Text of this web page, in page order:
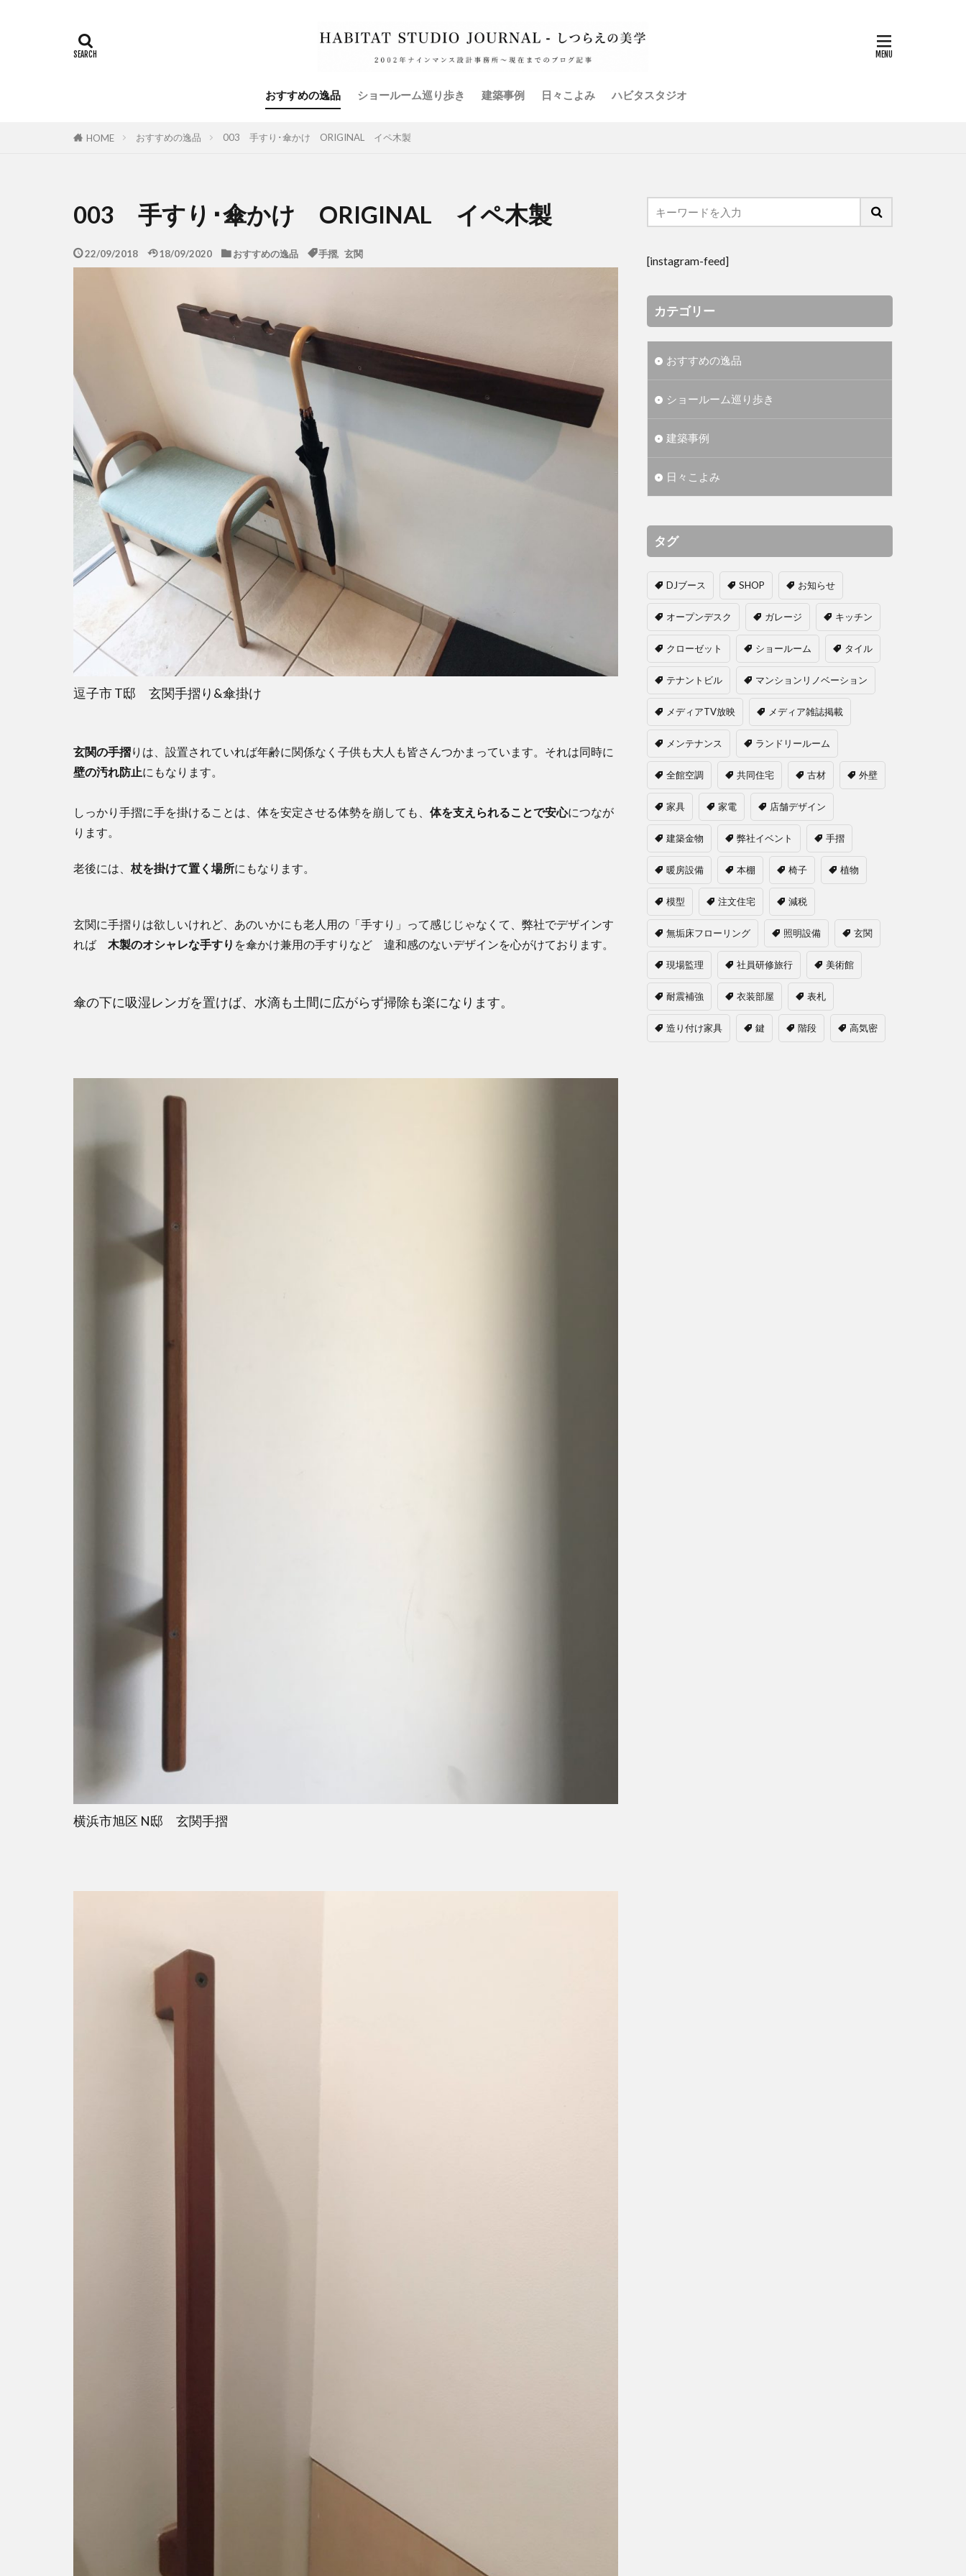
おすすめの逸品 ショールーム巡り歩き 建築事例 日々こよみ ハビタスタジオ
HOME おすすめの逸品 003 手すり･傘かけ ORIGINAL イペ木製
003 手すり･傘かけ ORIGINAL イペ木製
22/09/2018 18/09/2020 おすすめの逸品 手摺 玄関
逗子市 T邸 玄関手摺り&傘掛け
玄関の手摺りは、設置されていれば年齢に関係なく子供も大人も皆さんつかまっています。それは同時に
壁の汚れ防止にもなります。
しっかり手摺に手を掛けることは、体を安定させる体勢を崩しても、 体を支えられることで安心につなが
ります。
老後には、 杖を掛けて置く場所にもなります。
玄関に手摺りは欲しいけれど、あのいかにも老人用の「手すり」って感じじゃなくて、弊社でデザインす
れば 木製のオシャレな手すり を傘かけ兼用の手すりなど 違和感のないデザインを心がけております。
傘の下に吸湿レンガを置けば、水滴も土間に広がらず掃除も楽になります。
横浜市旭区 N邸 玄関手摺
[instagram-feed]
カテゴリー
おすすめの逸品
ショールーム巡り歩き
建築事例
日々こよみ
タグ
DJブース SHOP お知らせ
オープンデスク ガレージ キッチン
クローゼット ショールーム タイル
テナントビル マンションリノベーション
メディアTV放映 メディア雑誌掲載
メンテナンス ランドリールーム
全館空調 共同住宅 古材 外壁
家具 家電 店舗デザイン
建築金物 弊社イベント 手摺
暖房設備 本棚 椅子 植物
模型 注文住宅 減税
無垢床フローリング 照明設備 玄関
現場監理 社員研修旅行 美術館
耐震補強 衣装部屋 表札
造り付け家具 鍵 階段 高気密
現場監理